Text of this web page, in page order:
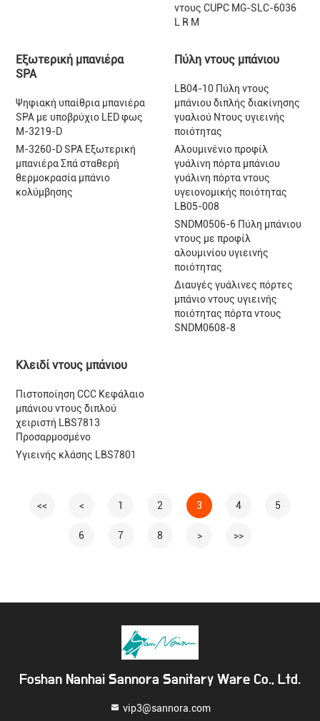
ντους CUPC MG-SLC-6036
L R M
Εξωτερική μπανιέρα
SPA
Ψηφιακή υπαίθρια μπανιέρα
SPA με υποβρύχιο LED φως
M-3219-D
M-3260-D SPA Εξωτερική
μπανιέρα Σπά σταθερή
θερμοκρασία μπάνιο
κολύμβησης
Πύλη ντους μπάνιου
LB04-10 Πύλη ντους
μπάνιου διπλής διακίνησης
γυαλιού Ντους υγιεινής
ποιότητας
Αλουμινένιο προφίλ
γυάλινη πόρτα μπάνιου
γυάλινη πόρτα ντους
υγειονομικής ποιότητας
LB05-008
SNDM0506-6 Πύλη μπάνιου
ντους με προφίλ
αλουμινίου υγιεινής
ποιότητας
Διαυγές γυάλινες πόρτες
μπάνιο ντους υγιεινής
ποιότητας πόρτα ντους
SNDM0608-8
Κλειδί ντους μπάνιου
Πιστοποίηση CCC Κεφάλαιο
μπάνιου ντους διπλού
χειριστή LBS7813
Προσαρμοσμένο
Υγιεινής κλάσης LBS7801
<< < 1 2 3 4 5
6 7 8 > >>
Foshan Nanhai Sannora Sanitary Ware Co., Ltd.
vip3@sannora.com